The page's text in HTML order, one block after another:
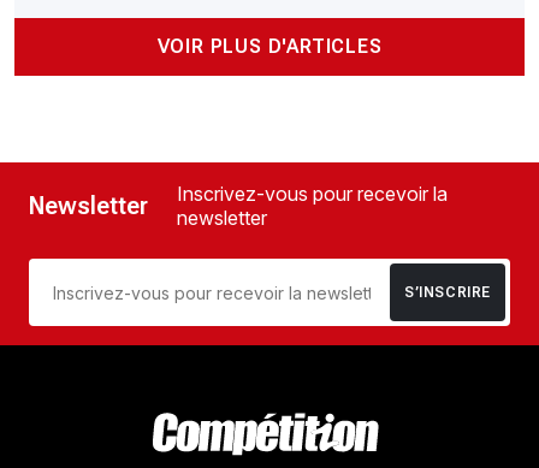
VOIR PLUS D'ARTICLES
Newsletter
Inscrivez-vous pour recevoir la
newsletter
S’INSCRIRE